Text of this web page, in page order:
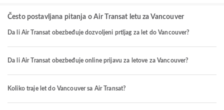
Često postavljana pitanja o Air Transat letu za Vancouver
Da li Air Transat obezbeđuje dozvoljeni prtljag za let do Vancouver?
Da li Air Transat obezbeđuje online prijavu za letove za Vancouver?
Koliko traje let do Vancouver sa Air Transat?